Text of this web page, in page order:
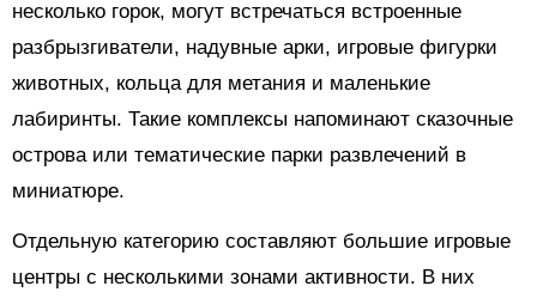
несколько горок, могут встречаться встроенные
разбрызгиватели, надувные арки, игровые фигурки
животных, кольца для метания и маленькие
лабиринты. Такие комплексы напоминают сказочные
острова или тематические парки развлечений в
миниатюре.
Отдельную категорию составляют большие игровые
центры с несколькими зонами активности. В них